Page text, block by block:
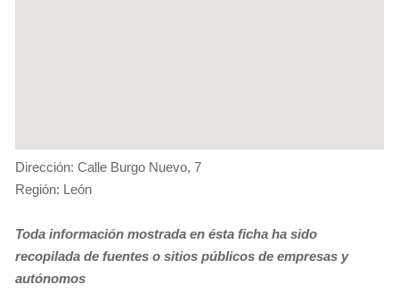
Dirección: Calle Burgo Nuevo, 7
Región: León
Toda información mostrada en ésta ficha ha sido
recopilada de fuentes o sitios públicos de empresas y
autónomos